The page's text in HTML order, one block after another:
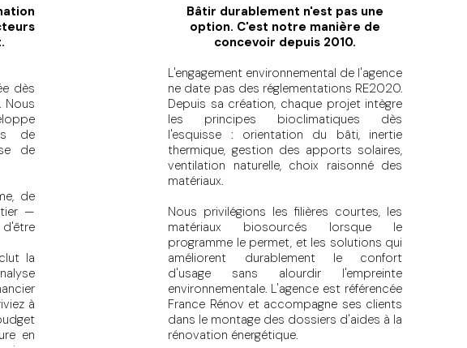
dès
Nous
de
de
de
—
la
à
en
Bâtir durablement n'est pas une
option. C'est notre manière de
concevoir depuis 2010.
L'engagement environnemental de l'agence
ne date pas des réglementations RE2020.
Depuis sa création, chaque projet intègre
les principes bioclimatiques dès
l'esquisse : orientation du bâti, inertie
thermique, gestion des apports solaires,
ventilation naturelle, choix raisonné des
matériaux.
Nous privilégions les filières courtes, les
matériaux biosourcés lorsque le
programme le permet, et les solutions qui
améliorent durablement le confort
d'usage sans alourdir l'empreinte
environnementale. L'agence est référencée
France Rénov et accompagne ses clients
dans le montage des dossiers d'aides à la
rénovation énergétique.